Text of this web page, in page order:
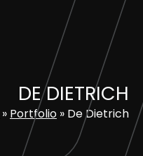
DE DIETRICH
» Portfolio » De Dietrich